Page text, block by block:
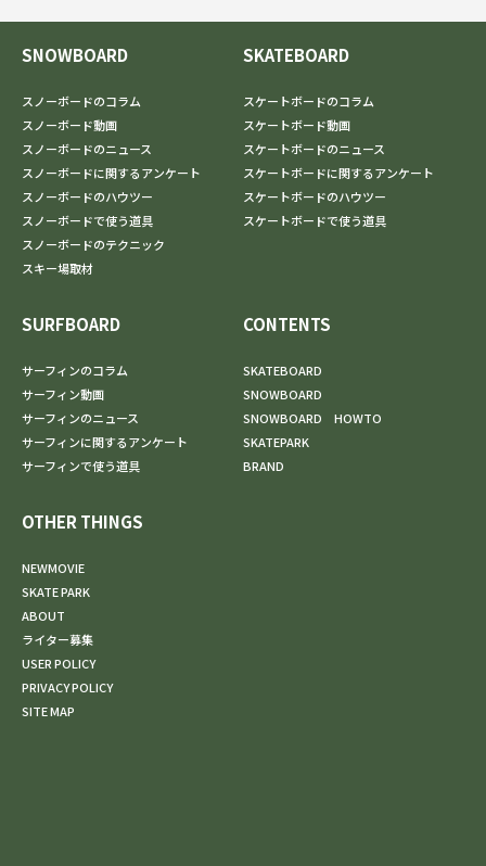
SNOWBOARD
スノーボードのコラム
スノーボード動画
スノーボードのニュース
スノーボードに関するアンケート
スノーボードのハウツー
スノーボードで使う道具
スノーボードのテクニック
スキー場取材
SKATEBOARD
スケートボードのコラム
スケートボード動画
スケートボードのニュース
スケートボードに関するアンケート
スケートボードのハウツー
スケートボードで使う道具
SURFBOARD
サーフィンのコラム
サーフィン動画
サーフィンのニュース
サーフィンに関するアンケート
サーフィンで使う道具
CONTENTS
SKATEBOARD
SNOWBOARD
SNOWBOARD HOWTO
SKATEPARK
BRAND
OTHER THINGS
NEWMOVIE
SKATE PARK
ABOUT
ライター募集
USER POLICY
PRIVACY POLICY
SITE MAP